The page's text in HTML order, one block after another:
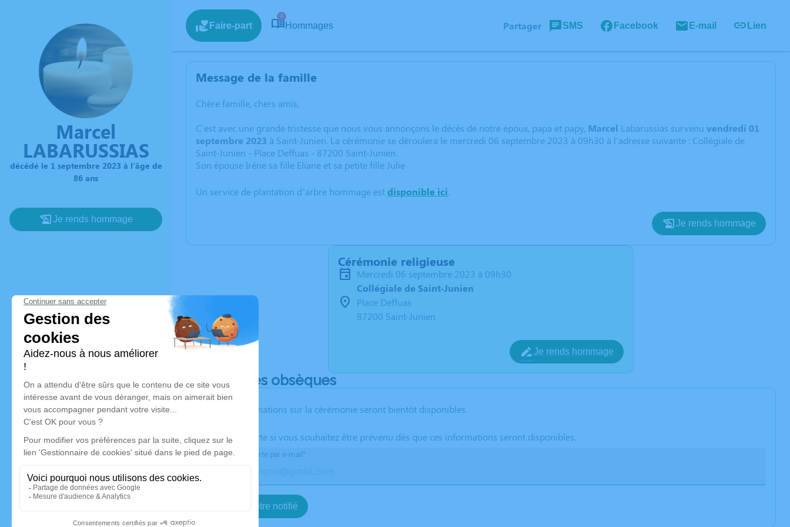
Marcel
LABARUSSIAS
décédé le 1 septembre 2023 à l'âge de
86 ans
Je rends hommage
Faire-part
4
Hommages Partager SMS Facebook E-mail Lien
Message de la famille
Chère famille, chers amis,
C'est avec une grande tristesse que nous vous annonçons le décès de notre époux, papa et papy, Marcel Labarussias survenu vendredi 01
septembre 2023 à Saint-Junien. La cérémonie se déroulera le mercredi 06 septembre 2023 à 09h30 à l'adresse suivante : Collégiale de
Saint-Junien - Place Deffuas - 87200 Saint-Junien.
Son épouse Irène sa fille Eliane et sa petite fille Julie
Un service de plantation d’arbre hommage estdisponible ici.
Je rends hommage
Cérémonie religieuse
mercredi 06 septembre 2023 à 09h30
Collégiale de Saint-Junien
Place Deffuas
87200 Saint-Junien
Je rends hommage
Déroulé des obsèques
Les informations sur la cérémonie seront bientôt disponibles.
Activez une alerte si vous souhaitez être prévenu dès que ces informations seront disponibles.
Recevoir une alerte par e-mail*
Je veux être notifié